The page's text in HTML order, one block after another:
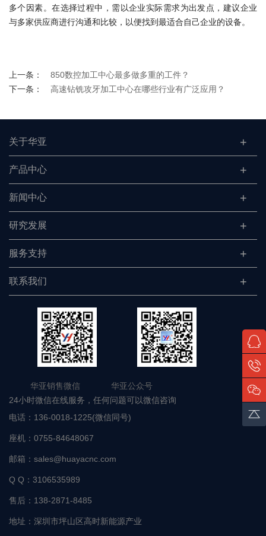
多个因素。在选择过程中，需以企业实际需求为出发点，建议企业
与多家供应商进行沟通和比较，以便找到最适合自己企业的设备。
上一条：
850数控加工中心最多做多重的工件？
下一条：
高速钻铣攻牙加工中心在哪些行业有广泛应用？
关于华亚
产品中心
新闻中心
研究发展
服务支持
联系我们
华亚销售微信 华亚公众号
24小时微信在线服务，任何问题可以微信咨询
电话： 136-0018-1225(微信同号)
座机： 0755-84648067
邮箱： sales@huayacnc.com
Q Q： 3106535989
售后： 138-2871-8485
地址： 深圳市坪山区高时新能源产业